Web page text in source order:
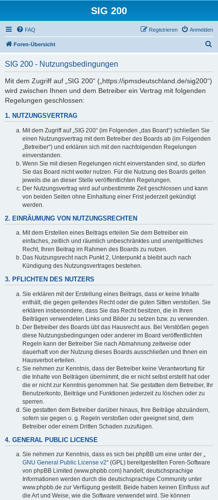
SIG 200
FAQ Anmelden
Registrieren
Foren-Übersicht
SIG 200 - Nutzungsbedingungen
Mit dem Zugriff auf „SIG 200“ („https://ipmsdeutschland.de/sig200“)
wird zwischen Ihnen und dem Betreiber ein Vertrag mit folgenden
Regelungen geschlossen:
1. NUTZUNGSVERTRAG
Mit dem Zugriff auf „SIG 200“ (im Folgenden „das Board“) schließen Sie
einen Nutzungsvertrag mit dem Betreiber des Boards ab (im Folgenden
„Betreiber“) und erklären sich mit den nachfolgenden Regelungen
einverstanden.
Wenn Sie mit diesen Regelungen nicht einverstanden sind, so dürfen
Sie das Board nicht weiter nutzen. Für die Nutzung des Boards gelten
jeweils die an dieser Stelle veröffentlichten Regelungen.
Der Nutzungsvertrag wird auf unbestimmte Zeit geschlossen und kann
von beiden Seiten ohne Einhaltung einer Frist jederzeit gekündigt
werden.
2. EINRÄUMUNG VON NUTZUNGSRECHTEN
Mit dem Erstellen eines Beitrags erteilen Sie dem Betreiber ein
einfaches, zeitlich und räumlich unbeschränktes und unentgeltliches
Recht, Ihren Beitrag im Rahmen des Boards zu nutzen.
Das Nutzungsrecht nach Punkt 2, Unterpunkt a bleibt auch nach
Kündigung des Nutzungsvertrages bestehen.
3. PFLICHTEN DES NUTZERS
Sie erklären mit der Erstellung eines Beitrags, dass er keine Inhalte
enthält, die gegen geltendes Recht oder die guten Sitten verstoßen. Sie
erklären insbesondere, dass Sie das Recht besitzen, die in Ihren
Beiträgen verwendeten Links und Bilder zu setzen bzw. zu verwenden.
Der Betreiber des Boards übt das Hausrecht aus. Bei Verstößen gegen
diese Nutzungsbedingungen oder anderer im Board veröffentlichten
Regeln kann der Betreiber Sie nach Abmahnung zeitweise oder
dauerhaft von der Nutzung dieses Boards ausschließen und Ihnen ein
Hausverbot erteilen.
Sie nehmen zur Kenntnis, dass der Betreiber keine Verantwortung für
die Inhalte von Beiträgen übernimmt, die er nicht selbst erstellt hat oder
die er nicht zur Kenntnis genommen hat. Sie gestatten dem Betreiber, Ihr
Benutzerkonto, Beiträge und Funktionen jederzeit zu löschen oder zu
sperren.
Sie gestatten dem Betreiber darüber hinaus, Ihre Beiträge abzuändern,
sofern sie gegen o. g. Regeln verstoßen oder geeignet sind, dem
Betreiber oder einem Dritten Schaden zuzufügen.
4. GENERAL PUBLIC LICENSE
Sie nehmen zur Kenntnis, dass es sich bei phpBB um eine unter der „
GNU General Public License v2“ (GPL) bereitgestellten Foren-Software
von phpBB Limited (www.phpbb.com) handelt; deutschsprachige
Informationen werden durch die deutschsprachige Community unter
www.phpbb.de zur Verfügung gestellt. Beide haben keinen Einfluss auf
die Art und Weise, wie die Software verwendet wird. Sie können